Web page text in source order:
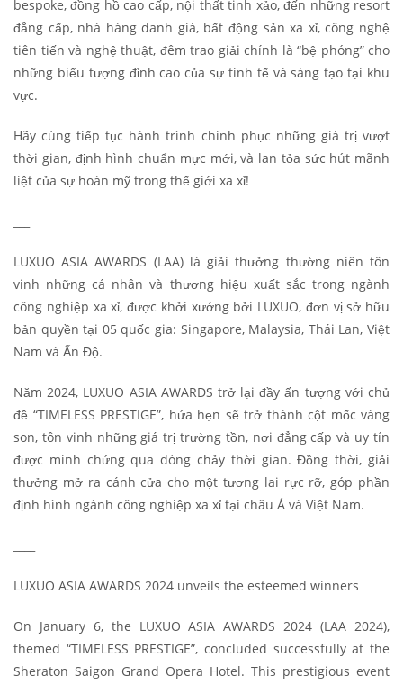
bespoke, đồng hồ cao cấp, nội thất tinh xảo, đến những resort
đẳng cấp, nhà hàng danh giá, bất động sản xa xỉ, công nghệ
tiên tiến và nghệ thuật, đêm trao giải chính là “bệ phóng” cho
những biểu tượng đỉnh cao của sự tinh tế và sáng tạo tại khu
vực.
Hãy cùng tiếp tục hành trình chinh phục những giá trị vượt
thời gian, định hình chuẩn mực mới, và lan tỏa sức hút mãnh
liệt của sự hoàn mỹ trong thế giới xa xỉ!
LUXUO ASIA AWARDS (LAA) là giải thưởng thường niên tôn
vinh những cá nhân và thương hiệu xuất sắc trong ngành
công nghiệp xa xỉ, được khởi xướng bởi LUXUO, đơn vị sở hữu
bản quyền tại 05 quốc gia: Singapore, Malaysia, Thái Lan, Việt
Nam và Ấn Độ.
Năm 2024, LUXUO ASIA AWARDS trở lại đầy ấn tượng với chủ
đề “TIMELESS PRESTIGE”, hứa hẹn sẽ trở thành cột mốc vàng
son, tôn vinh những giá trị trường tồn, nơi đẳng cấp và uy tín
được minh chứng qua dòng chảy thời gian. Đồng thời, giải
thưởng mở ra cánh cửa cho một tương lai rực rỡ, góp phần
định hình ngành công nghiệp xa xỉ tại châu Á và Việt Nam.
LUXUO ASIA AWARDS 2024 unveils the esteemed winners
On January 6, the LUXUO ASIA AWARDS 2024 (LAA 2024),
themed “TIMELESS PRESTIGE”, concluded successfully at the
Sheraton Saigon Grand Opera Hotel. This prestigious event